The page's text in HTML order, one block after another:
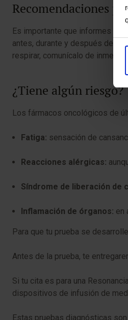
Recomendaciones
Es importante que informes a
antes, durante y después del
respirar, comunícalo de
¿Tiene algún riesgo?
Los fármacos oncológicos de
Fatiga: sensación de
Reacciones alérgicas:
Síndrome de liberación de
Inflamación de órganos: en
Para que tu prueba se
Antes de la prueba, te
Si tu cita es para una
dispositivos de infusión de
Estas pruebas diagnósticas